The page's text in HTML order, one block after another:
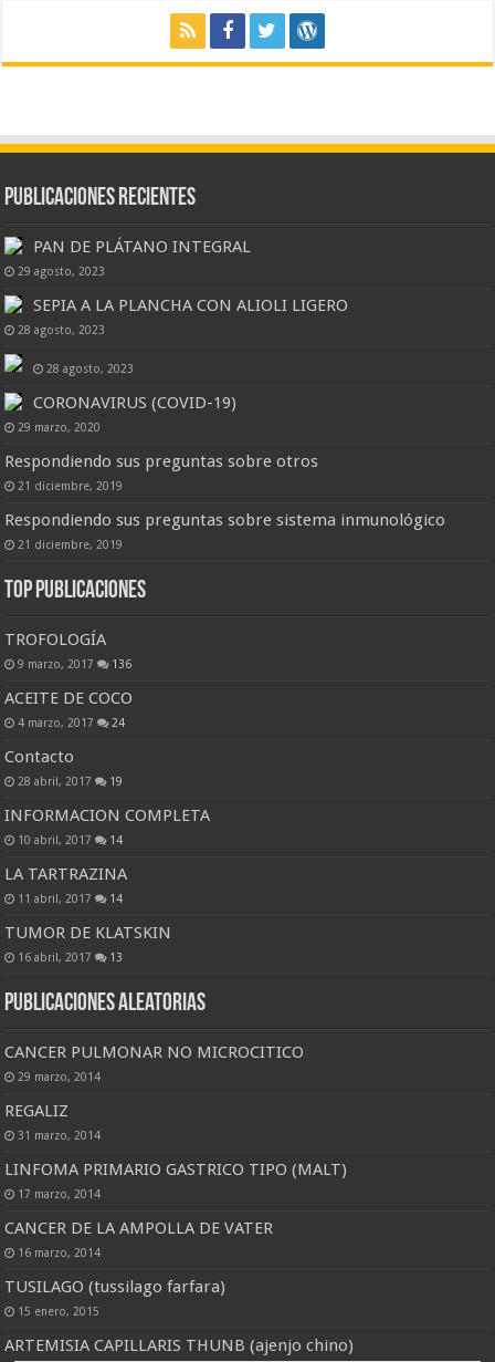
Publicaciones Recientes
PAN DE PLÁTANO INTEGRAL
29 agosto, 2023
SEPIA A LA PLANCHA CON ALIOLI LIGERO
28 agosto, 2023
28 agosto, 2023
CORONAVIRUS (COVID-19)
29 marzo, 2020
Respondiendo sus preguntas sobre otros
21 diciembre, 2019
Respondiendo sus preguntas sobre sistema inmunológico
21 diciembre, 2019
Top Publicaciones
TROFOLOGÍA
9 marzo, 2017 136
ACEITE DE COCO
4 marzo, 2017 24
Contacto
28 abril, 2017 19
INFORMACION COMPLETA
10 abril, 2017 14
LA TARTRAZINA
11 abril, 2017 14
TUMOR DE KLATSKIN
16 abril, 2017 13
Publicaciones Aleatorias
CANCER PULMONAR NO MICROCITICO
29 marzo, 2014
REGALIZ
31 marzo, 2014
LINFOMA PRIMARIO GASTRICO TIPO (MALT)
17 marzo, 2014
CANCER DE LA AMPOLLA DE VATER
16 marzo, 2014
TUSILAGO (tussilago farfara)
15 enero, 2015
ARTEMISIA CAPILLARIS THUNB (ajenjo chino)